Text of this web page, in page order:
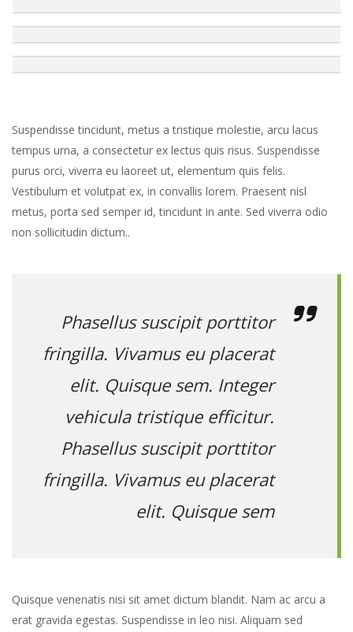
Suspendisse tincidunt, metus a tristique molestie, arcu lacus
tempus urna, a consectetur ex lectus quis risus. Suspendisse
purus orci, viverra eu laoreet ut, elementum quis felis.
Vestibulum et volutpat ex, in convallis lorem. Praesent nisl
metus, porta sed semper id, tincidunt in ante. Sed viverra odio
non sollicitudin dictum..
Phasellus suscipit porttitor
fringilla. Vivamus eu placerat
elit. Quisque sem. Integer
vehicula tristique efficitur.
Phasellus suscipit porttitor
fringilla. Vivamus eu placerat
elit. Quisque sem
Quisque venenatis nisi sit amet dictum blandit. Nam ac arcu a
erat gravida egestas. Suspendisse in leo nisi. Aliquam sed